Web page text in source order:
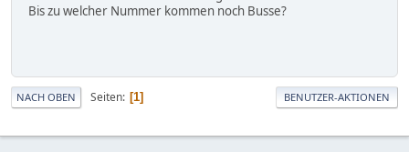
Bis zu welcher Nummer kommen noch Busse?
NACH OBEN Seiten 1 BENUTZER-AKTIONEN